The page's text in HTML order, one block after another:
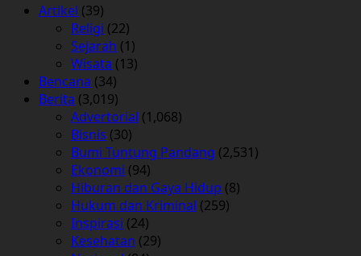
Artikel (39)
Religi (22)
Sejarah (1)
Wisata (13)
Bencana (34)
Berita (3,019)
Advertorial (1,068)
Bisnis (30)
Bumi Tuntung Pandang (2,531)
Ekonomi (94)
Hiburan dan Gaya Hidup (8)
Hukum dan Kriminal (259)
Inspirasi (24)
Kesehatan (29)